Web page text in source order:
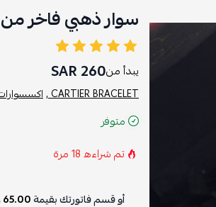
سوار ذهبي فاخر من
يبدأ من260 SAR
CARTIER BRACELET ,
متوفر
تم شراءه18مرة
أو قسم فاتورتك بقيمة65.00 ر.س